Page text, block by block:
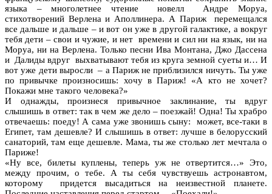
языка – многолетнее чтение новелл Андре Моруа,
стихотворений Верлена и Аполлинера. А Париж перемещался
все дальше и дальше – и вот он уже в другой галактике, а вокруг
тебя дети – свои и чужие, и нет времени и сил ни на язык, ни на
Моруа, ни на Верлена. Только песни Ива Монтана, Джо Дассена
и Далиды вдруг выхватывают тебя из круга земной суеты и… И
вот уже дети выросли – а Париж не приблизился ничуть. Ты уже
по привычке произносишь: хочу в Париж! «А кто не хочет?
Покажи мне такого человека?»
И однажды, произнеся привычное заклинание, ты вдруг
слышишь в ответ: так в чем же дело – поезжай! Одна! Ты храбро
отвечаешь: поеду! А сама уже звонишь сыну: может, все-таки в
Египет, там дешевле? И слышишь в ответ: лучше в белорусский
санаторий, там еще дешевле. Мама, ты же столько лет мечтала о
Париже!
«Ну все, билеты куплены, теперь уж не отвертится…» Это,
между прочим, о тебе. А ты себя чувствуешь астронавтом,
которому придется высадиться на неизвестной планете.